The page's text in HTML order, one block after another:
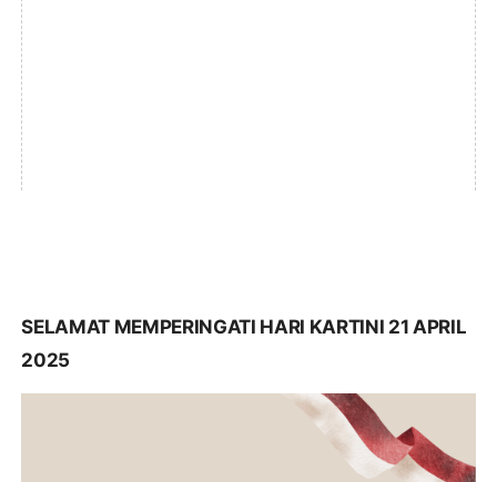
SELAMAT MEMPERINGATI HARI KARTINI 21 APRIL
2025